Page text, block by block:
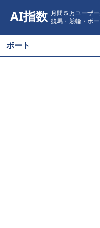
AI指数 月間５万ユーザー
競馬・競輪・ボ